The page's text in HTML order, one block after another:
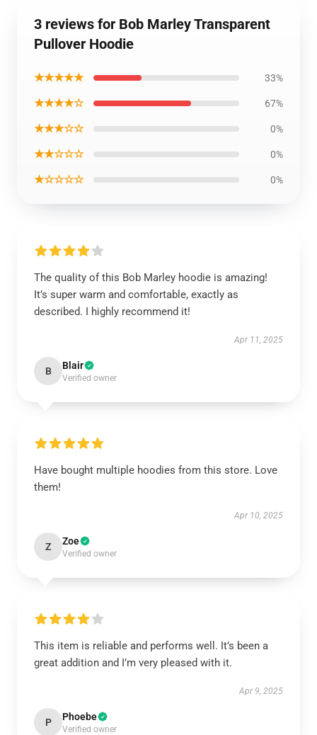
3 reviews for Bob Marley Transparent
Pullover Hoodie
★★★★★ 33%
★★★★☆ 67%
★★★☆☆ 0%
★★☆☆☆ 0%
★☆☆☆☆ 0%
The quality of this Bob Marley hoodie is amazing!
It’s super warm and comfortable, exactly as
described. I highly recommend it!
Apr 11, 2025
B Blair
Verified owner
Have bought multiple hoodies from this store. Love
them!
Apr 10, 2025
Z Zoe
Verified owner
This item is reliable and performs well. It’s been a
great addition and I’m very pleased with it.
Apr 9, 2025
P Phoebe
Verified owner